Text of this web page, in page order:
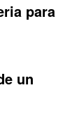
para
un